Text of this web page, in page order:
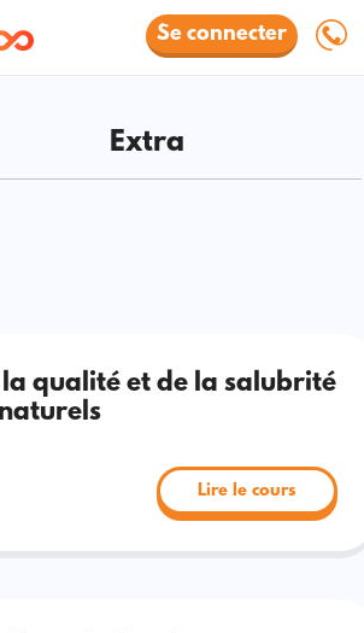
Se connecter
Extra
qualité et de la salubrité
Lire le cours